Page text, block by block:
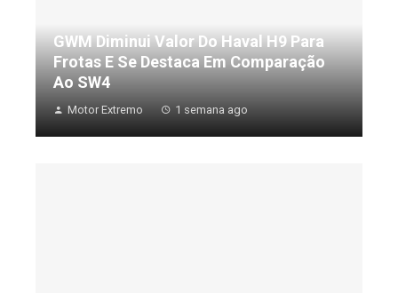
GWM Diminui Valor Do Haval H9 Para
Frotas E Se Destaca Em Comparação
Ao SW4
Motor Extremo 1 semana ago